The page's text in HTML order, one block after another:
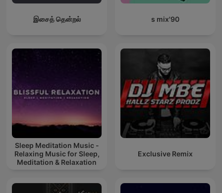
90's mix
இசைத் தென்றல்
Exclusive Remix
Sleep Meditation Music -
Relaxing Music for Sleep,
Meditation & Relaxation